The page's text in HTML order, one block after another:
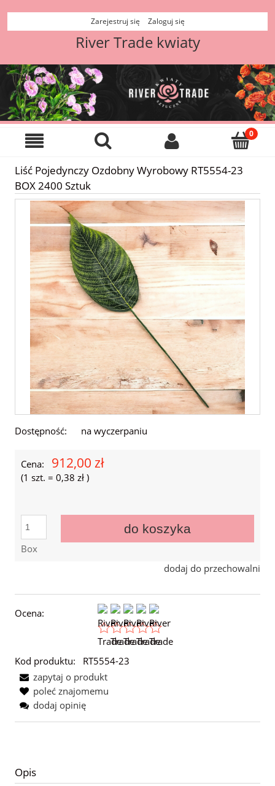
Zarejestruj się Zaloguj się
River Trade kwiaty
Liść Pojedynczy Ozdobny Wyrobowy RT5554-23
BOX 2400 Sztuk
Dostępność: na wyczerpaniu
Cena: 912,00 zł
(1 szt. = 0,38 zł )
Box
do koszyka
dodaj do przechowalni
Ocena:
Kod produktu:
RT5554-23
zapytaj o produkt
poleć znajomemu
dodaj opinię
Opis